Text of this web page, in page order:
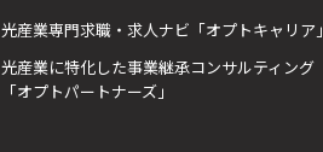
光産業専門求職・求人ナビ「オプトキャリア」
光産業に特化した事業継承コンサルティング
「オプトパートナーズ」